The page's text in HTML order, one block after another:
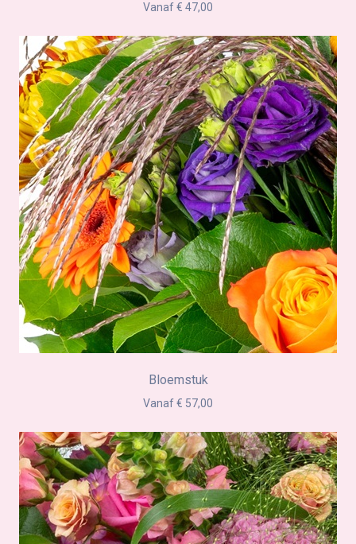
Vanaf € 47,00
Bloemstuk
Vanaf € 57,00